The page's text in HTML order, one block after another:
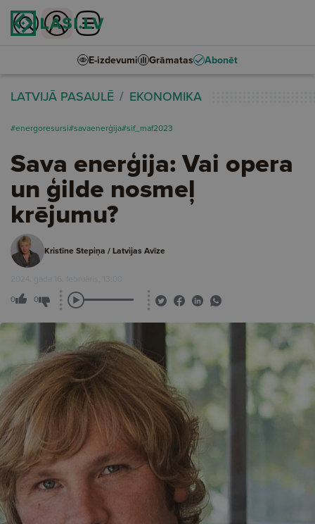
E-izdevumi Grāmatas Abonēt
LATVIJĀ PASAULĒ EKONOMIKA
#energoresursi#savaenerģija#sif_maf2023
Sava enerģija: Vai opera
un ģilde nosmeļ
krējumu?
Kristīne Stepiņa / Latvijas Avīze
2024. gada 16. februāris, 13:00
0 0